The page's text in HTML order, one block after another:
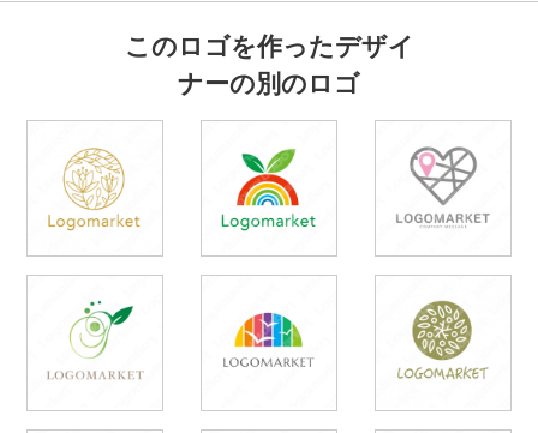
このロゴを作ったデザイ
ナーの別のロゴ